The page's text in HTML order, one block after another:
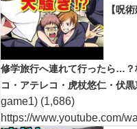
【呪
修学旅行へ連れて行ったら…
コ・アテレコ・虎杖悠仁・伏黒
game1) (1,686)
https://www.youtube.com/